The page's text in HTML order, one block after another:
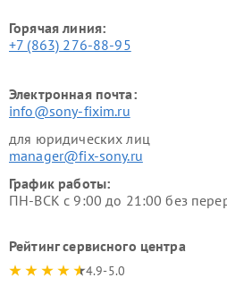
Горячая линия:
+7 (863) 276-88-95
Электронная почта:
info@sony-fixim.ru
для юридических лиц
manager@fix-sony.ru
График работы:
ПН-ВСК с 9:00 до 21:00 без
Рейтинг сервисного центра
4.9-5.0